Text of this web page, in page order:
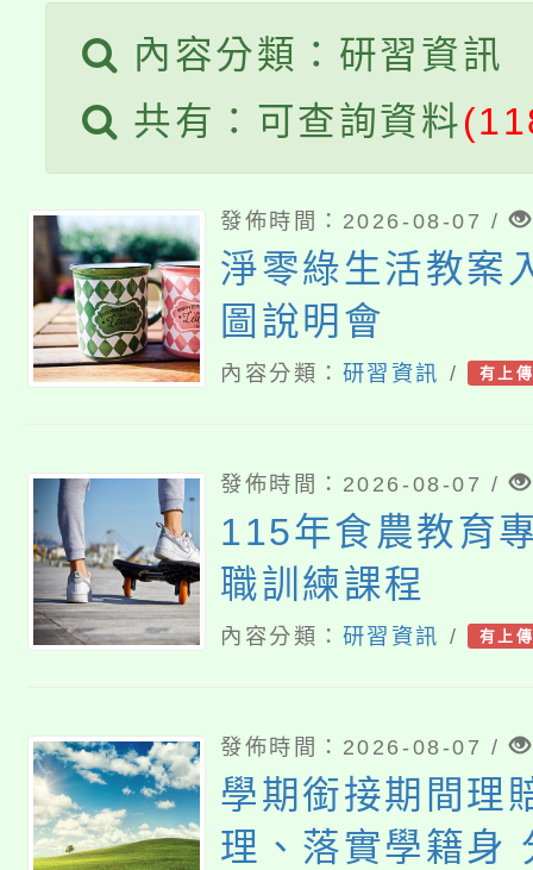
車」活動
桃園市115學年度學生
生本土語及新住民語歌
公告本校115學年度第
代理(課)教師甄選結果(
公告本校115學年度第
代理(課)教師甄選結果(
轉知中國文化大學推廣
《TA101》溝通分析基
程，歡迎學生輔導中心
系所師生報名參加。
內容分類：研習資訊
共有：可查詢資料
發佈時間：2026-08-07 /
淨零綠生活教案
圖說明會
內容分類： 研習資訊 / 有上
發佈時間：2026-08-07 /
115年食農教育
職訓練課程
內容分類： 研習資訊 / 有上
發佈時間：2026-08-07 /
學期銜接期間理
理、落實學籍身